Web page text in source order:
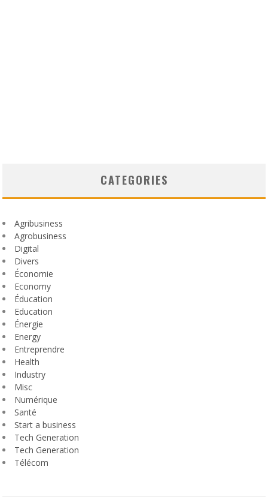
CATEGORIES
Agribusiness
Agrobusiness
Digital
Divers
Économie
Economy
Éducation
Education
Énergie
Energy
Entreprendre
Health
Industry
Misc
Numérique
Santé
Start a business
Tech Generation
Tech Generation
Télécom